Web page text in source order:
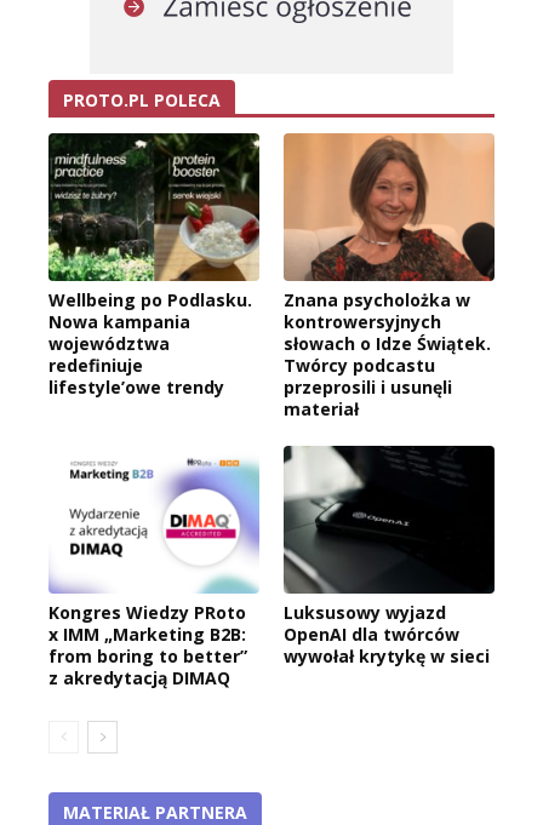
PROTO.PL POLECA
Wellbeing po Podlasku.
Nowa kampania
województwa
redefiniuje
lifestyle’owe trendy
Znana psycholożka w
kontrowersyjnych
słowach o Idze Świątek.
Twórcy podcastu
przeprosili i usunęli
materiał
Kongres Wiedzy PRoto
x IMM „Marketing B2B:
from boring to better”
z akredytacją DIMAQ
Luksusowy wyjazd
OpenAI dla twórców
wywołał krytykę w sieci
MATERIAŁ PARTNERA